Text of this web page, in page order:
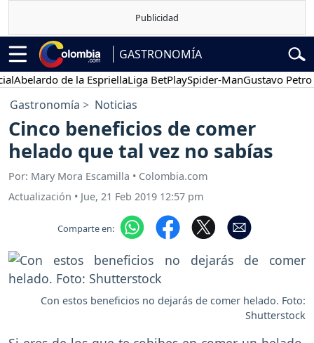
GASTRONOMÍA
de la EspriellaLiga BetPlaySpider-ManGustavo Petro
Gastronomía Noticias
Cinco beneficios de comer
helado que tal vez no sabías
Por: Mary Mora Escamilla • Colombia.com
Actualización • Jue, 21 Feb 2019 12:57 pm
Comparte en:
Con estos beneficios no dejarás de comer helado. Foto:
Shutterstock